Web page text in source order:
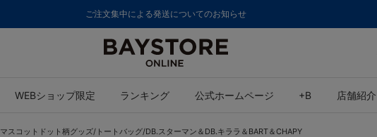
ご注文集中による発送についてのお知らせ
WEBショップ限定 ランキング 公式ホームページ +B 店舗紹介
マスコットドット柄グッズ/トートバッグ/DB.スターマン＆DB.キララ＆BART＆CHAPY